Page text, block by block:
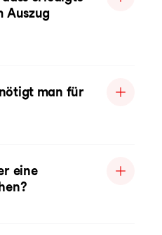
Auszug
man für
eine